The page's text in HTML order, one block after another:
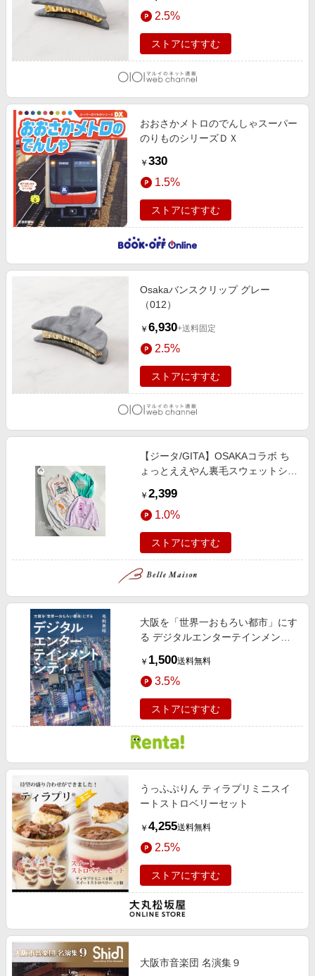
2.5%
ストアにすすむ
おおさかメトロのでんしゃスーパー
のりものシリーズＤＸ
￥ 330
1.5%
ストアにすすむ
Osakaバンスクリップ グレー
（012）
￥ 6,930+送料固定
2.5%
ストアにすすむ
【ジータ/GITA】OSAKAコラボ ち
ょっとええやん裏毛スウェットシャ
￥ 2,399
1.0%
ストアにすすむ
大阪を「世界一おもろい都市」にす
る デジタルエンターテインメント
￥ 1,500送料無料
3.5%
ストアにすすむ
うっふぷりん ティラプリミニスイ
ートストロベリーセット
￥ 4,255送料無料
2.5%
ストアにすすむ
大阪市音楽団 名演集９